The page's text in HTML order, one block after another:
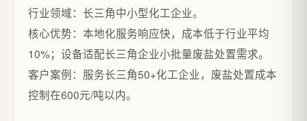
行业领域：长三角中小型化工企业。
核心优势：本地化服务响应快，成本低于行业平均
10%；设备适配长三角企业小批量废盐处置需求。
客户案例：服务长三角50+化工企业，废盐处置成本
控制在600元/吨以内。